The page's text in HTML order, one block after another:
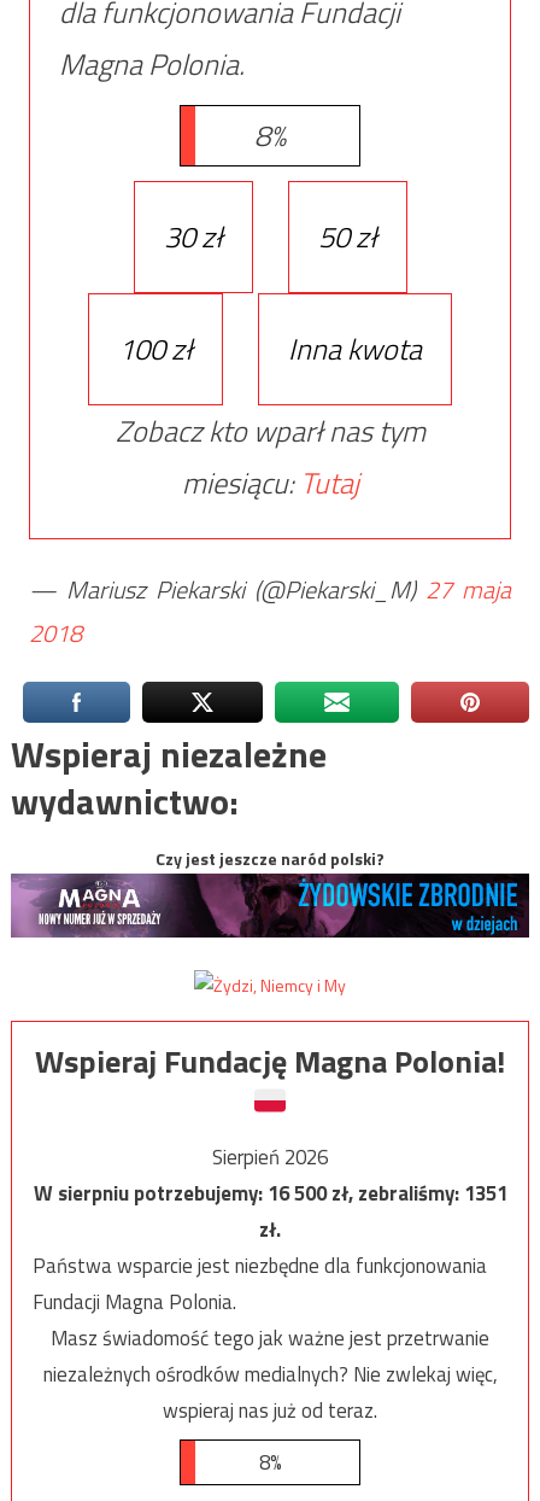
dla funkcjonowania Fundacji
Magna Polonia.
8%
30 zł 50 zł
100 zł
Inna kwota
Zobacz kto wparł nas tym
miesiącu: Tutaj
— Mariusz Piekarski (@Piekarski_M) 27 maja
2018
Wspieraj niezależne
wydawnictwo:
Czy jest jeszcze naród polski?
Wspieraj Fundację Magna Polonia!
Sierpień 2026
W sierpniu potrzebujemy:16 500zł, zebraliśmy:1351
zł.
Państwa wsparcie jest niezbędne dla funkcjonowania
Fundacji Magna Polonia.
Masz świadomość tego jak ważne jest przetrwanie
niezależnych ośrodków medialnych? Nie zwlekaj więc,
wspieraj nas już od teraz.
8%